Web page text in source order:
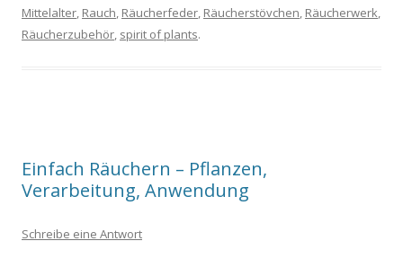
Mittelalter, Rauch, Räucherfeder, Räucherstövchen, Räucherwerk,
Räucherzubehör, spirit of plants.
Einfach Räuchern – Pflanzen,
Verarbeitung, Anwendung
Schreibe eine Antwort